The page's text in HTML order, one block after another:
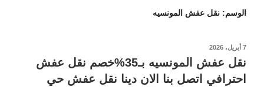
الوسم: نقل عفش المونسيه
نُشر
7 أبريل، 2026
نقل عفش المونسيه بـ35%خصم نقل عفش
احترافي اتصل بنا الان دينا نقل عفش حي